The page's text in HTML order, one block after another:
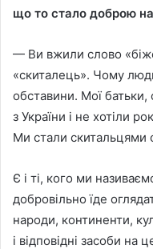
що то стало доброю
— Ви вжили слово
«скиталець». Чому
обставини. Мої
з України i не хотiли
Ми стали скитальцями
Є i тi, кого ми
добровiльно їде
народи, континенти,
i вiдповiднi засоби на